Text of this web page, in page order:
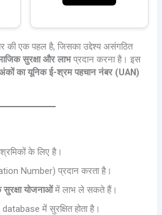
की एक पहल है, जिसका उद्देश्य असंगठित
सुरक्षा और लाभप्रदान करना है। इस
का यूनिक ई-श्रम पहचान नंबर (UAN)
के लिए है।
Number) प्रदान करता है।
सुरक्षा योजनाओंमें लाभ ले सकते हैं।
में सुरक्षित होता है।